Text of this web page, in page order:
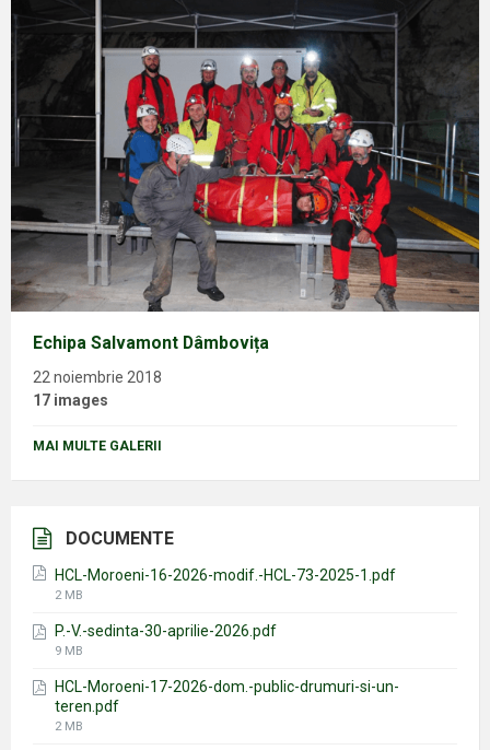
Echipa Salvamont Dâmbovița
22 noiembrie 2018
17 images
MAI MULTE GALERII
DOCUMENTE
HCL-Moroeni-16-2026-modif.-HCL-73-2025-1.pdf
File
2 MB
P.-V.-sedinta-30-aprilie-2026.pdf
File
9 MB
HCL-Moroeni-17-2026-dom.-public-drumuri-si-un-
teren.pdf
File
2 MB